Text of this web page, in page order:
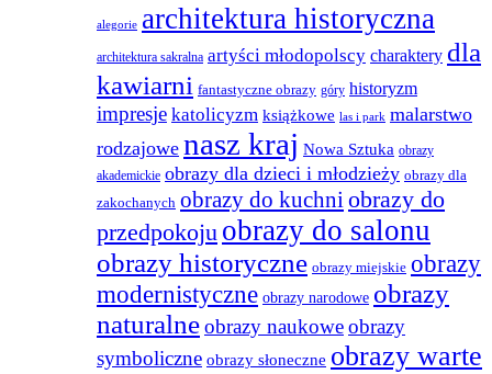
alegorie architektura historyczna
architektura sakralna artyści młodopolscy charaktery dla
kawiarni fantastyczne obrazy góry historyzm
impresje katolicyzm książkowe las i park malarstwo
rodzajowe nasz kraj Nowa Sztuka obrazy
akademickie obrazy dla dzieci i młodzieży obrazy dla
zakochanych obrazy do kuchniobrazy do
przedpokoju obrazy do salonu
obrazy historyczne obrazy miejskie obrazy
modernistyczne obrazy narodowe obrazy
naturalneobrazy naukoweobrazy
symboliczne obrazy słoneczne obrazy warte